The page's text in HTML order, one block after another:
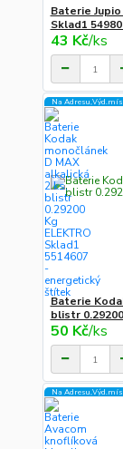
Baterie Jupio
Sklad1
43 Kč/ks
Na
Baterie
blistr
50 Kč/ks
Na